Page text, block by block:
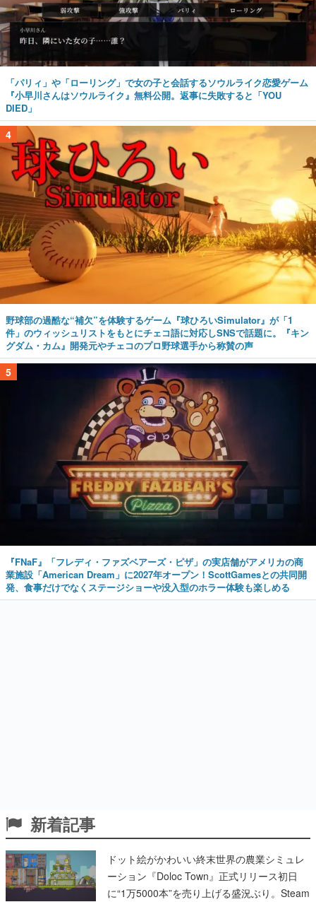
「パリィ」や「ローリング」で女の子と会話するソウルライク恋愛ゲーム
『小早川さんはソウルライク』無料公開。返事に失敗すると「YOU
DIED」
4
野球部の過酷な“補欠”を体験するゲーム『球ひろいSimulator』が「1
件」のウィッシュリストをもとにチェコ語に対応しSNSで話題に。『キン
グダム・カム』開発元やチェコのプロ野球選手から称賛の声
5
『FNaF』「フレディ・ファズベアーズ・ピザ」の実店舗がアメリカの商
業施設「American Dream」に2027年オープン！ScottGamesとの共同開
発、食事だけでなくステージショーや没入型のホラー体験も楽しめる
新着記事
ドット絵がかわいい終末世界の農業シミュレ
ーション『Doloc Town』正式リリース初日
に“1万5000本”を売り上げる盛況ぶり。Steam